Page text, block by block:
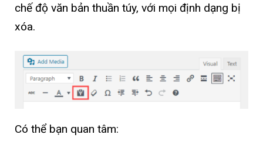
chế độ văn bản thuần túy, với mọi định dạng bị
xóa.
Có thể bạn quan tâm: